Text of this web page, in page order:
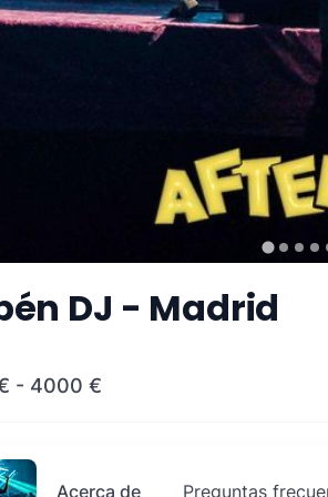
DJ - Madrid
- 4000 €
Acerca de Preguntas